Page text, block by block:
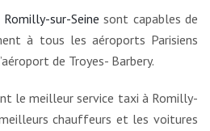
sur-Seine sont capables de
à tous les aéroports Parisiens
de Troyes- Barbery.
le meilleur service taxi à Romilly-
chauffeurs et les voitures